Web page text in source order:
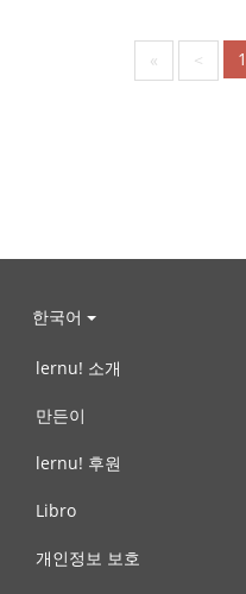
« < 1
한국어
lernu! 소개
만든이
lernu! 후원
Libro
개인정보 보호